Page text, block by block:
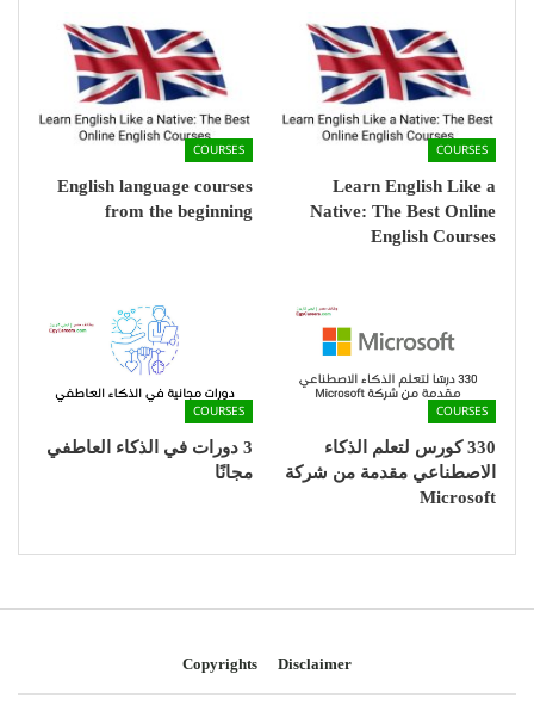
COURSES
Learn English Like a
Native: The Best Online
English Courses
COURSES
English language courses
from the beginning
COURSES
330 كورس لتعلم الذكاء
الاصطناعي مقدمة من شركة
Microsoft
COURSES
3 دورات في الذكاء العاطفي
مجانًا
Disclaimer
Copyrights